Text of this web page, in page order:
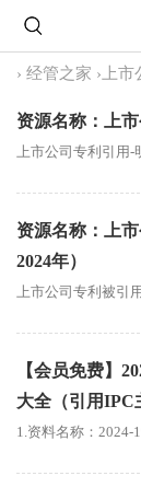
› 经管之家 › 上市
资源名称：上市
上市公司专利引用-
资源名称：上
2024年）
上市公司专利被引
【会员免费】
大全（引用IPC
1.资料名称：2024-